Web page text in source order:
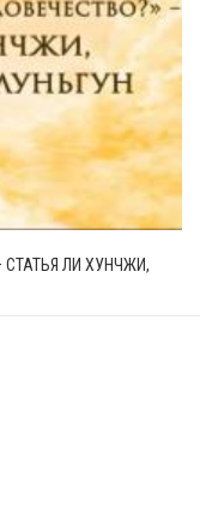
СТАТЬЯ ЛИ ХУНЧЖИ,